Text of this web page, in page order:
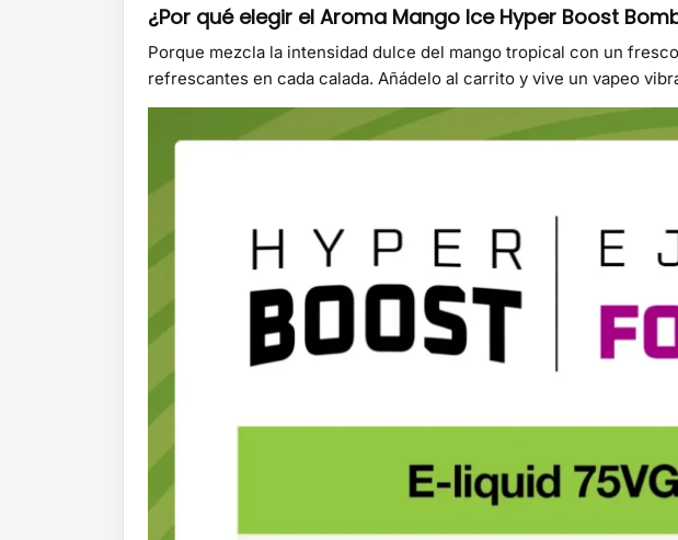
¿Por qué elegir el Aroma Mango Ice Hyper Boost
Porque mezcla la intensidad dulce del mango tropical con un
refrescantes en cada calada. Añádelo al carrito y vive un vapeo